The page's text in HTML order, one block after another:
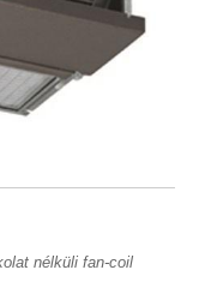
nélküli fan-coil